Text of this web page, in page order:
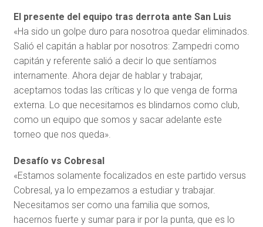
El presente del equipo tras derrota ante San Luis
«Ha sido un golpe duro para nosotroa quedar eliminados.
Salió el capitán a hablar por nosotros: Zampedri como
capitán y referente salió a decir lo que sentíamos
internamente. Ahora dejar de hablar y trabajar,
aceptamos todas las críticas y lo que venga de forma
externa. Lo que necesitamos es blindarnos como club,
como un equipo que somos y sacar adelante este
torneo que nos queda».
Desafío vs Cobresal
«Estamos solamente focalizados en este partido versus
Cobresal, ya lo empezamos a estudiar y trabajar.
Necesitamos ser como una familia que somos,
hacernos fuerte y sumar para ir por la punta, que es lo